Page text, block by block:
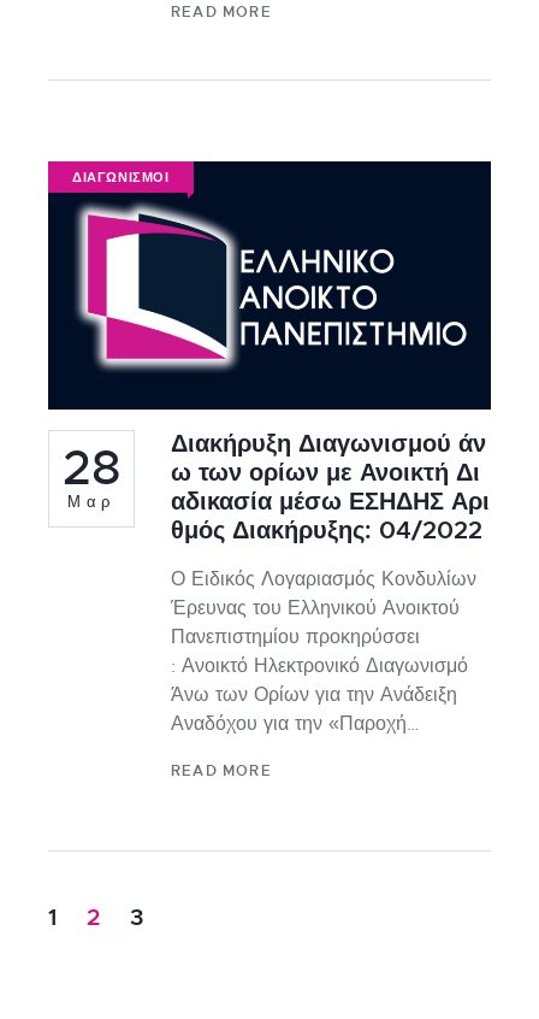
READ MORE
ΔΙΑΓΩΝΙΣΜΟΙ
28
Μαρ
Διακήρυξη Διαγωνισμού άν
ω των ορίων με Ανοικτή Δι
αδικασία μέσω ΕΣΗΔΗΣ Αρι
θμός Διακήρυξης: 04/2022
Ο Ειδικός Λογαριασμός Κονδυλίων
Έρευνας του Ελληνικού Ανοικτού
Πανεπιστημίου προκηρύσσει
: Ανοικτό Ηλεκτρονικό Διαγωνισμό
Άνω των Ορίων για την Ανάδειξη
Αναδόχου για την «Παροχή…
READ MORE
1 2 3